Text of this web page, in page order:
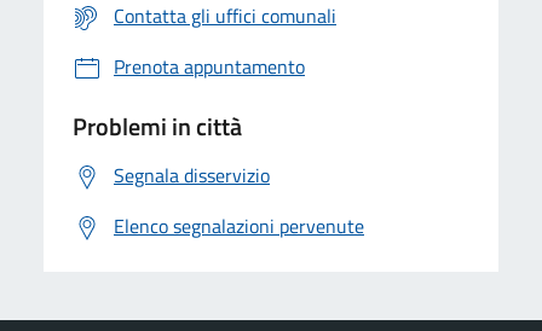
Contatta gli uffici comunali
Prenota appuntamento
Problemi in città
Segnala disservizio
Elenco segnalazioni pervenute